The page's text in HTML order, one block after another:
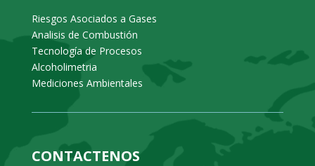
Riesgos Asociados a Gases
Analisis de Combustión
Tecnología de Procesos
Alcoholimetria
Mediciones Ambientales
CONTACTENOS